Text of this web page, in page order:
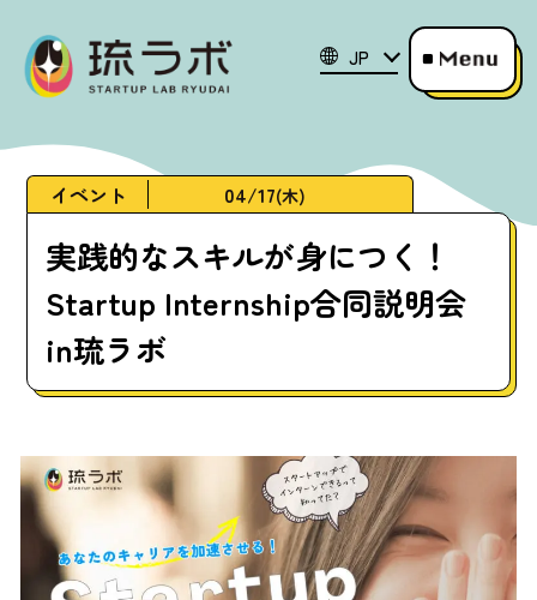
JP
イベント 04/17(木)
実践的なスキルが身につく！
Startup Internship合同説明会
in琉ラボ